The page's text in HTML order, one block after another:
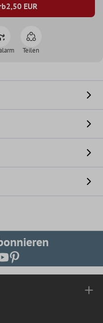
2,50EUR
Teilen